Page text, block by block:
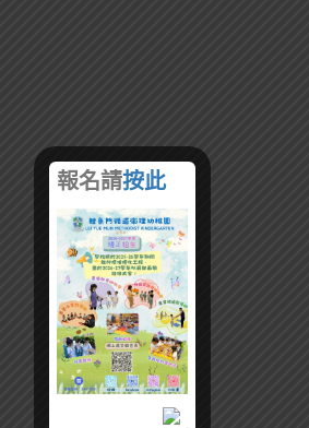
報名請按此